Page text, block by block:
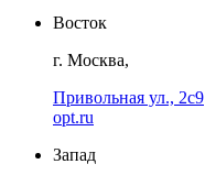
Восток
г. Москва,
Привольная ул., 2с9
opt.ru
Запад